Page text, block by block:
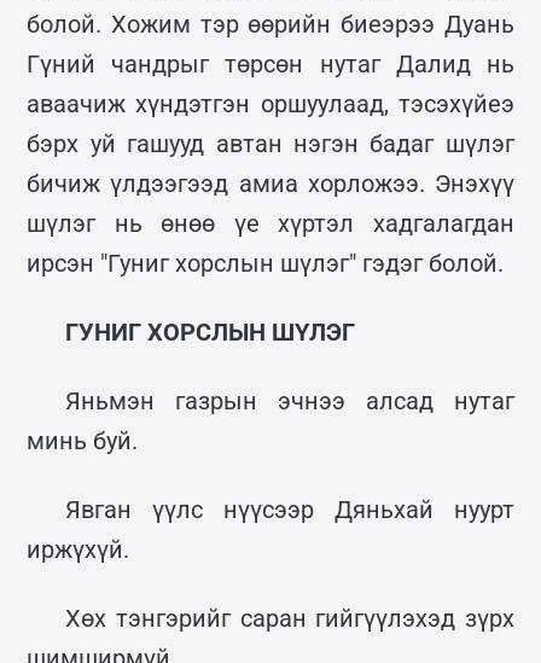
болой. Хожим тэр өөрийн биеэрээ Дуань
Гүний чандрыг төрсөн нутаг Далид нь
аваачиж хүндэтгэн оршуулаад, тэсэхүйеэ
бэрх уй гашууд автан нэгэн бадаг шүлэг
бичиж үлдээгээд амиа хорложээ. Энэхүү
шүлэг нь өнөө үе хүртэл хадгалагдан
ирсэн "Гуниг хорслын шүлэг" гэдэг болой.
ГУНИГ ХОРСЛЫН ШҮЛЭГ
Яньмэн газрын эчнээ алсад нутаг
минь буй.
Явган үүлс нүүсээр Дяньхай нуурт
иржүхүй.
Хөх тэнгэрийг саран гийгүүлэхэд зүрх